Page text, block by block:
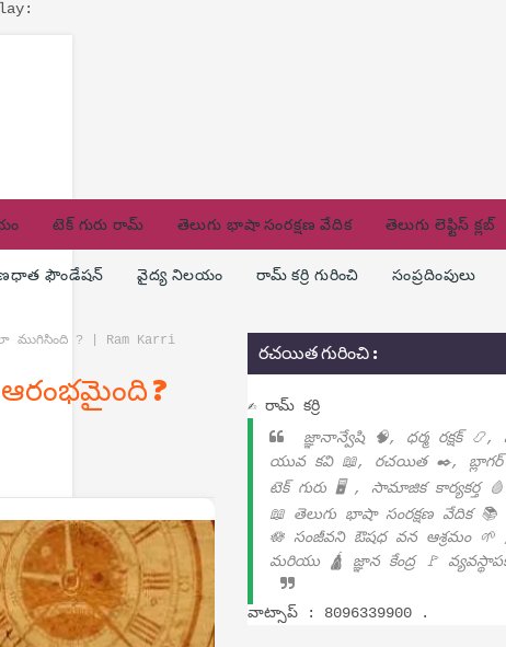
టెక్ గురు రామ్ తెలుగు భాషా సంరక్షణ వేదిక తెలుగు లెఫ్టిస్ క్లబ్
ఫౌండేషన్ వైద్య నిలయం రామ్ కర్రి గురించి సంప్రదింపులు
ముగిసింది ? | Ram Karri
?
రచయిత గురించి :
✍ రామ్ కర్రి
జ్ఞానాన్వేషి 🧠, ధర్మ రక్షక్ 📿,
యువ కవి 📖, రచయిత ✒️,
టెక్ గురు 🖥️ , సామాజిక కార్యకర్త
📖 తెలుగు భాషా సంరక్షణ వేదిక
🪷 సంజీవని ఔషధ వన ఆశ్రమం 🌱
మరియు 🛕 జ్ఞాన కేంద్ర 🚩
వాట్సాప్ : 8096339900 .